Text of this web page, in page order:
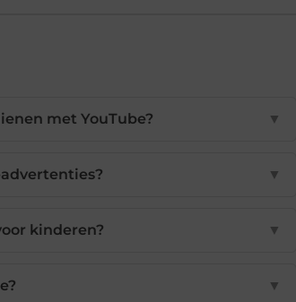
met YouTube? ▼
▼
kinderen? ▼
▼